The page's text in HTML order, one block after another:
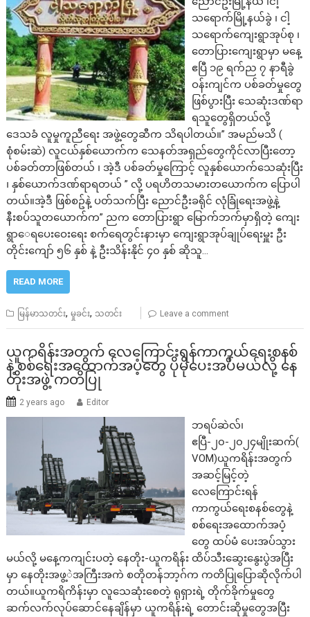
သရောက်မြို့နယ်ခွဲ ၊ ငါ့
သရောက်ကျေးရွာအုပ်စု ၊
တောပြားကျေးရွာမှာ မနေ့
ဧပြီ ၁၉ ရက်ည ၇ နာရီခွဲ
ဝန်းကျင်က ပစ်ခတ်မှုတွေ
ဖြစ်ပွားပြီး သေဆုံးဒဏ်ရာ
ရသူတွေရှိတယ်လို့
ဒေသခံ လူမှုကူညီရေး အဖွဲ့တွေဆီက သိရပါတယ်။” အမည်မသိ (
စုံစမ်းဆဲ) လူငယ်နှစ်ယောက်က သေနတ်အရှည်တွေကိုင်လာပြီးတော့
ပစ်ခတ်တာဖြစ်တယ် ၊ အဲ့ဒီ ပစ်ခတ်မှုကြောင့် လူနှစ်ယောက်သေဆုံးပြီး
၊ နှစ်ယောက်ဒဏ်ရာရတယ် ” လို့ ပရဟိတသမားတယောက်က ပြောပါ
တယ်။အဲ့ဒီ ဖြစ်စဥ်နဲ့ ပတ်သက်ပြီး ညောင်ဦးခရိုင် လုံခြုံရေးအဖွဲ့နဲ့
နီးစပ်သူတယောက်က” ညက တောပြားရွာ မြောက်ဘက်မှာရှိတဲ့ ကျေး
ရွာေရပေးဝေးရေး စက်ရေတွင်းနားမှာ ကျေးရွာအုပ်ချုပ်ရေးမှူး ဦး
တိုင်းကျော် ၅၆ နှစ် နဲ့ ဦးသိန်းနိုင် ၄၀ နှစ် ဆိုသူ…
READ MORE
မြန်မာသတင်း,မှုခင်း, သတင်း Leave a comment
ယူကရိန်းအတွက် လေကြောင်းရန်ကာကွယ်ရေးစနစ်
နဲ့ စစ်ရေးအထောက်အပံ့တွေ ပိုမိုပေးအပ်မယ်လို့ နေ
တိုးအဖွဲ့ ကတိပြု
2 years ago Editor
ဘရပ်ဆဲလ်၊
ဧပြီ-၂၀-၂၀၂၄မျိုးဆက်(
VOM)ယူကရိန်းအတွက်
အဆင့်မြင့်တဲ့
လေကြောင်းရန်
ကာကွယ်ရေးစနစ်တွေနဲ့
စစ်ရေးအထောက်အပံ့
တွေ ထပ်မံ ပေးအပ်သွား
မယ်လို့ မနေ့ကကျင်းပတဲ့ နေတိုး-ယူကရိန်း ထိပ်သီးဆွေးနွေးပွဲအပြီး
မှာ နေတိုးအဖွ့ဲအကြီးအကဲ စတိုတန်ဘာ့ဂ်က ကတိပြုပြောဆိုလိုက်ပါ
တယ်။ယူကရိကိန်းမှာ လူသေဆုံးစေတဲ့ ရုရှားရဲ့ တိုက်ခိုက်မှုတွေ
ဆက်လက်လုပ်ဆောင်နေချိန်မှာ ယူကရိန်းရဲ့ တောင်းဆိုမှုတွေအပြီး